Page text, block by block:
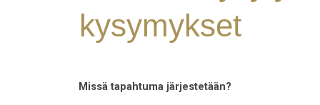
kysymykset
Missä tapahtuma järjestetään?